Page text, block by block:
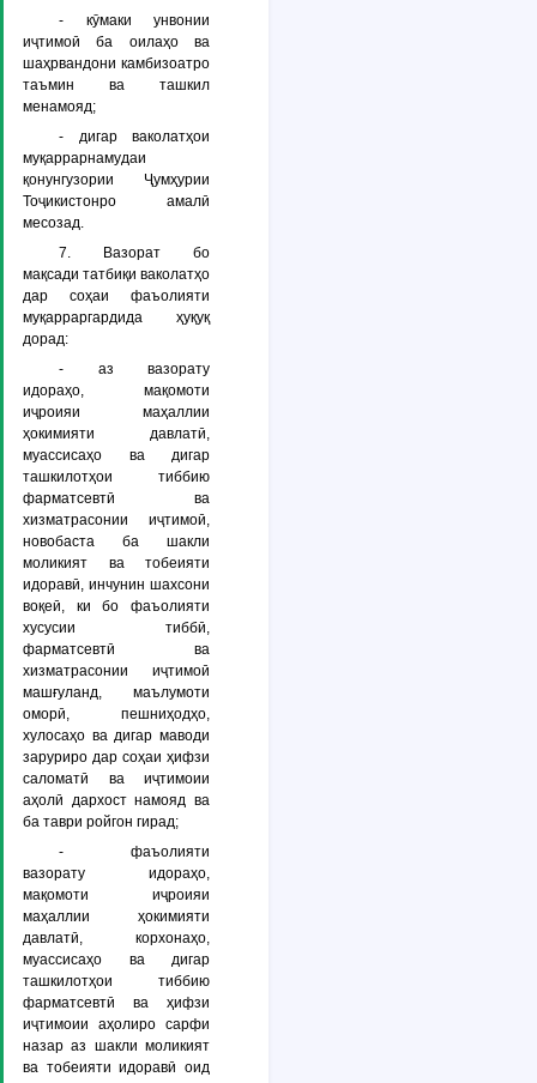
- кӯмаки унвонии
иҷтимоӣ ба оилаҳо ва
шаҳрвандони камбизоатро
таъмин ва ташкил
менамояд;
- дигар ваколатҳои
муқаррарнамудаи
қонунгузории Ҷумҳурии
Тоҷикистонро амалӣ
месозад.
7. Вазорат бо
мақсади татбиқи ваколатҳо
дар соҳаи фаъолияти
муқарраргардида ҳуқуқ
дорад:
- аз вазорату
идораҳо, мақомоти
иҷроияи маҳаллии
ҳокимияти давлатӣ,
муассисаҳо ва дигар
ташкилотҳои тиббию
фарматсевтӣ ва
хизматрасонии иҷтимоӣ,
новобаста ба шакли
моликият ва тобеияти
идоравӣ, инчунин шахсони
воқеӣ, ки бо фаъолияти
хусусии тиббӣ,
фарматсевтӣ ва
хизматрасонии иҷтимоӣ
машғуланд, маълумоти
оморӣ, пешниҳодҳо,
хулосаҳо ва дигар маводи
заруриро дар соҳаи ҳифзи
саломатӣ ва иҷтимоии
аҳолӣ дархост намояд ва
ба таври ройгон гирад;
- фаъолияти
вазорату идораҳо,
мақомоти иҷроияи
маҳаллии ҳокимияти
давлатӣ, корхонаҳо,
муассисаҳо ва дигар
ташкилотҳои тиббию
фарматсевтӣ ва ҳифзи
иҷтимоии аҳолиро сарфи
назар аз шакли моликият
ва тобеияти идоравӣ оид